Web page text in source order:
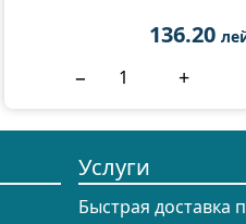
136.20
− +
Услуги
Быстрая доставка